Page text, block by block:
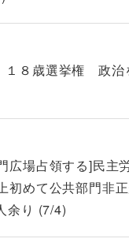
８歳選挙権 政治
広場占領する]民主
初めて公共部門非
余り (7/4)